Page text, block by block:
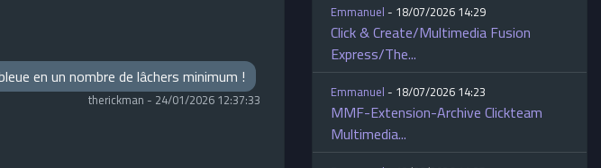
en un nombre de lâchers minimum !
therickman - 24/01/2026 12:37:33
Emmanuel- 18/07/2026 14:29
Click & Create/Multimedia Fusion
Express/The...
Emmanuel- 18/07/2026 14:23
MMF-Extension-Archive Clickteam
Multimedia...